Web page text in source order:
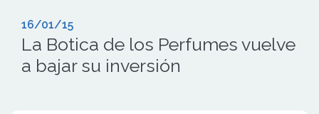
16/01/15
La Botica de los Perfumes vuelve
a bajar su inversión